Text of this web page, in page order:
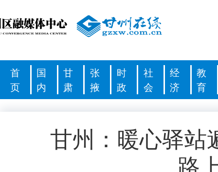
首
页
国
内
甘
肃
张
掖
时
政
社
会
经
济
教
育
甘州：暖心驿站
路